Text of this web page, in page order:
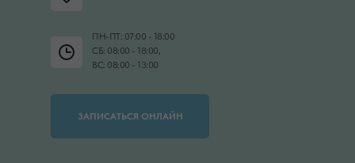
ПН-ПТ: 07:00 - 18:00
СБ: 08:00 - 18:00,
ВС: 08:00 - 13:00
ЗАПИСАТЬСЯ ОНЛАЙН